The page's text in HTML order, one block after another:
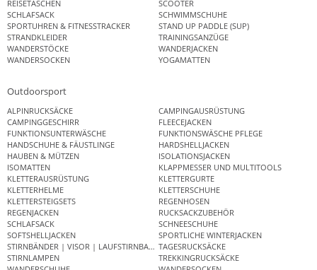
REISETASCHEN
SCOOTER
SCHLAFSACK
SCHWIMMSCHUHE
SPORTUHREN & FITNESSTRACKER
STAND UP PADDLE (SUP)
STRANDKLEIDER
TRAININGSANZÜGE
WANDERSTÖCKE
WANDERJACKEN
WANDERSOCKEN
YOGAMATTEN
Outdoorsport
ALPINRUCKSÄCKE
CAMPINGAUSRÜSTUNG
CAMPINGGESCHIRR
FLEECEJACKEN
FUNKTIONSUNTERWÄSCHE
FUNKTIONSWÄSCHE PFLEGE
HANDSCHUHE & FÄUSTLINGE
HARDSHELLJACKEN
HAUBEN & MÜTZEN
ISOLATIONSJACKEN
ISOMATTEN
KLAPPMESSER UND MULTITOOLS
KLETTERAUSRÜSTUNG
KLETTERGURTE
KLETTERHELME
KLETTERSCHUHE
KLETTERSTEIGSETS
REGENHOSEN
REGENJACKEN
RUCKSACKZUBEHÖR
SCHLAFSACK
SCHNEESCHUHE
SOFTSHELLJACKEN
SPORTLICHE WINTERJACKEN
STIRNBÄNDER | VISOR | LAUFSTIRNBANDTAGESRUCKSÄCKE
STIRNLAMPEN
TREKKINGRUCKSÄCKE